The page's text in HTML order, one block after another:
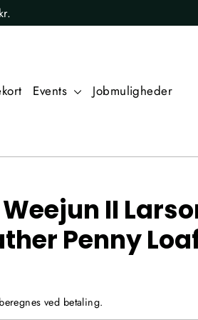
Events Jobmuligheder
Weejun II
Penny
beregnes ved betaling.